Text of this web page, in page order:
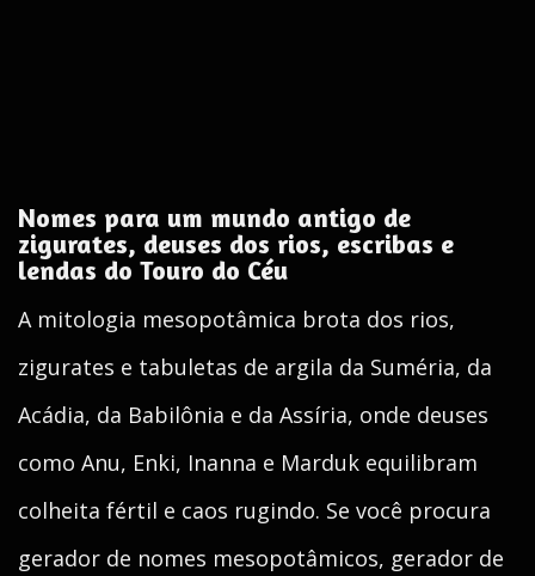
Nomes para um mundo antigo de
zigurates, deuses dos rios, escribas e
lendas do Touro do Céu
A mitologia mesopotâmica brota dos rios,
zigurates e tabuletas de argila da Suméria, da
Acádia, da Babilônia e da Assíria, onde deuses
como Anu, Enki, Inanna e Marduk equilibram
colheita fértil e caos rugindo. Se você procura
gerador de nomes mesopotâmicos, gerador de